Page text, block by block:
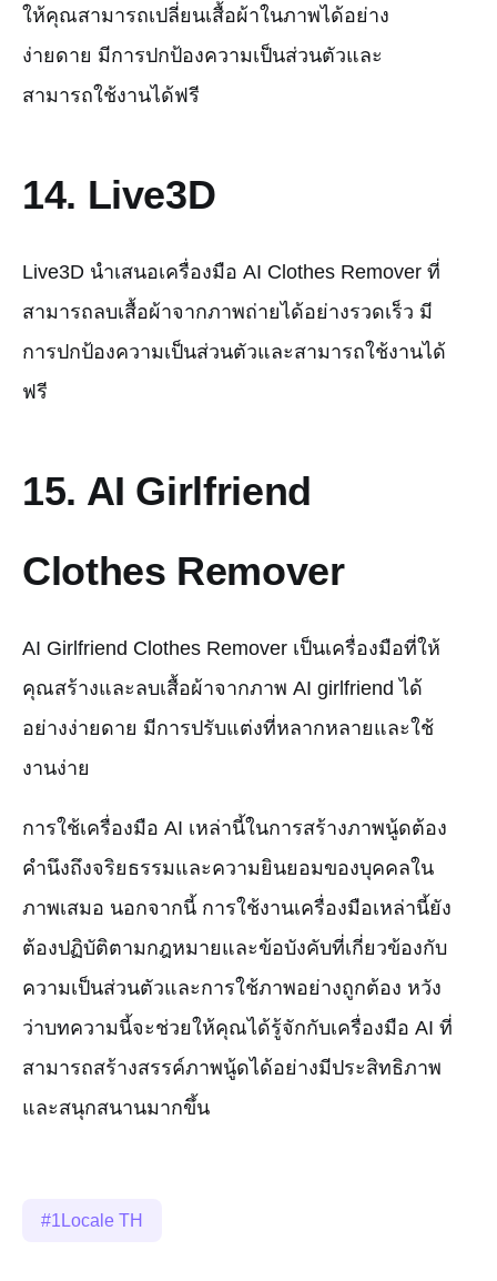
ให้คุณสามารถเปลี่ยนเสื้อผ้าในภาพได้อย่าง
ง่ายดาย มีการปกป้องความเป็นส่วนตัวและ
สามารถใช้งานได้ฟรี
14. Live3D
Live3D นำเสนอเครื่องมือ AI Clothes Remover ที่
สามารถลบเสื้อผ้าจากภาพถ่ายได้อย่างรวดเร็ว มี
การปกป้องความเป็นส่วนตัวและสามารถใช้งานได้
ฟรี
15. AI Girlfriend
Clothes Remover
AI Girlfriend Clothes Remover เป็นเครื่องมือที่ให้
คุณสร้างและลบเสื้อผ้าจากภาพ AI girlfriend ได้
อย่างง่ายดาย มีการปรับแต่งที่หลากหลายและใช้
งานง่าย
การใช้เครื่องมือ AI เหล่านี้ในการสร้างภาพนู้ดต้อง
คำนึงถึงจริยธรรมและความยินยอมของบุคคลใน
ภาพเสมอ นอกจากนี้ การใช้งานเครื่องมือเหล่านี้ยัง
ต้องปฏิบัติตามกฎหมายและข้อบังคับที่เกี่ยวข้องกับ
ความเป็นส่วนตัวและการใช้ภาพอย่างถูกต้อง หวัง
ว่าบทความนี้จะช่วยให้คุณได้รู้จักกับเครื่องมือ AI ที่
สามารถสร้างสรรค์ภาพนู้ดได้อย่างมีประสิทธิภาพ
และสนุกสนานมากขึ้น
1Locale TH